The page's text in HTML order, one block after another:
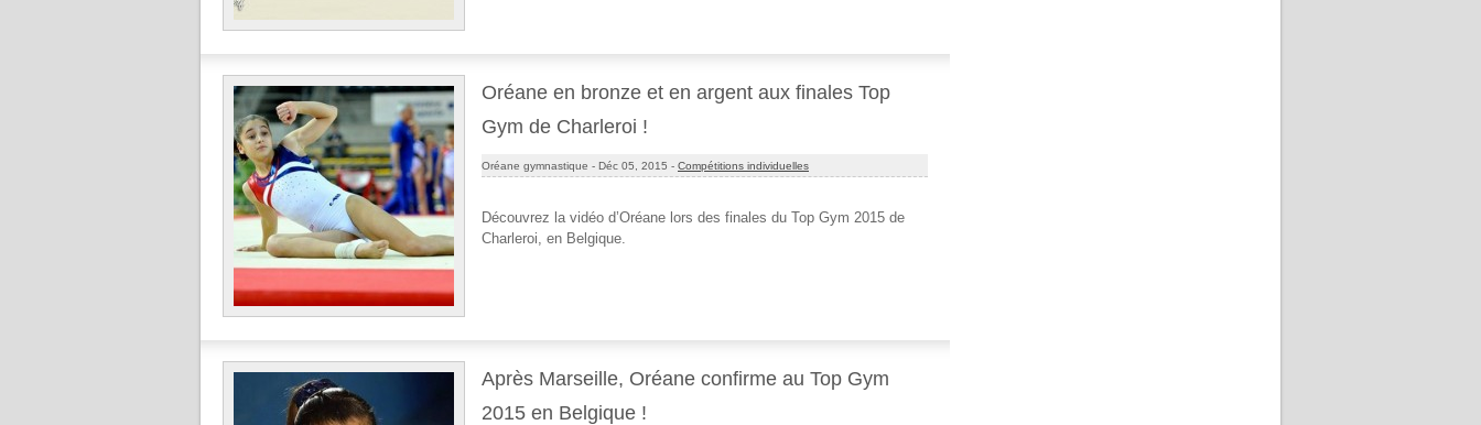
Oréane en bronze et en argent aux finales Top
Gym de Charleroi !
Oréane gymnastique - Déc 05, 2015 - Compétitions individuelles
Découvrez la vidéo d’Oréane lors des finales du Top Gym 2015 de
Charleroi, en Belgique.
Après Marseille, Oréane confirme au Top Gym
2015 en Belgique !